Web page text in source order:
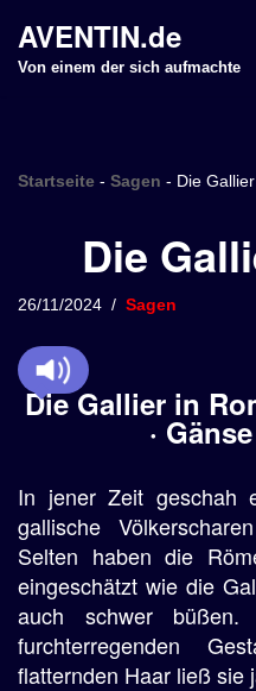
Z
n
p
r
e
n
AVENTIN.de
Von einem der sich aufmachte
Startseite - Sagen - Die
Die
26/11/2024 Sagen
Die Gallier in
·
In jener Zeit geschah
gallische
Selten haben die
eingeschätzt wie die
auch schwer
furchterregenden
flatternden Haar ließ sie